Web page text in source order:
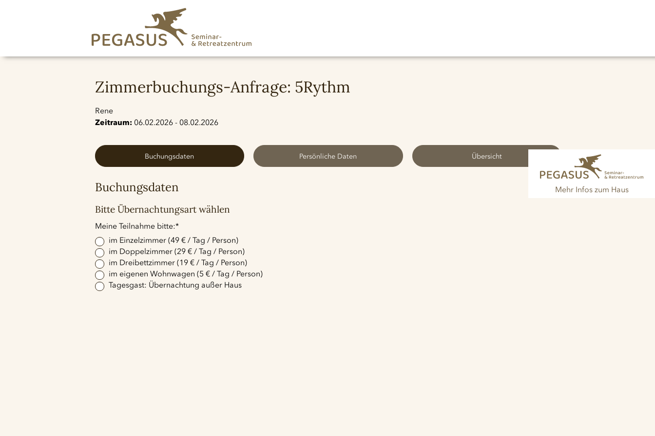
Zimmerbuchungs-Anfrage: 5Rythm
Rene
Zeitraum:06.02.2026 - 08.02.2026
Buchungsdaten Persönliche Daten Übersicht
Buchungsdaten
Bitte Übernachtungsart wählen
Pflichtfeld
Meine Teilnahme bitte:*
im Einzelzimmer (49 € / Tag / Person)
im Doppelzimmer (29 € / Tag / Person)
im Dreibettzimmer (19 € / Tag / Person)
im eigenen Wohnwagen (5 € / Tag / Person)
Tagesgast: Übernachtung außer Haus
Mehr Infos zum Haus